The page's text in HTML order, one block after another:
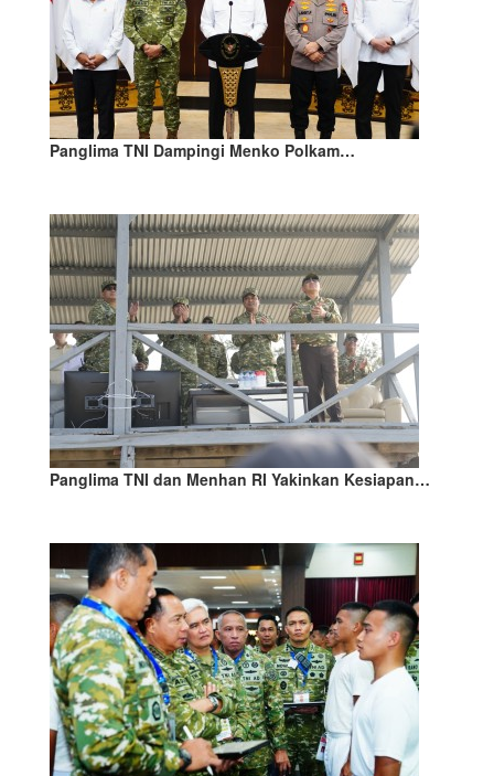
Panglima TNI Dampingi Menko Polkam…
Panglima TNI dan Menhan RI Yakinkan Kesiapan…